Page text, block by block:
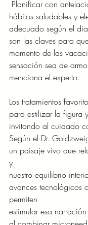
hábitos saludables y
adecuado según el
son las claves para
momento de las
sensación sea de
menciona el experto.
Los tratamientos
para estilizar la figura
invitando al cuidado
Según el Dr.
un paisaje vivo que
y
nuestro equilibrio
avances tecnológicos
permiten
estimular esa